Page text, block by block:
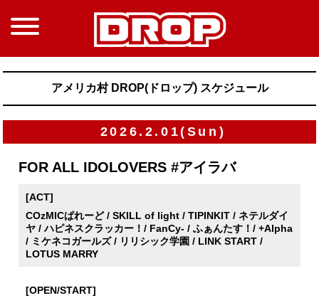
アメリカ村 DROP(ドロップ) スケジュール
2026.2.01(Sun)
FOR ALL IDOLOVERS #アイラバ
[ACT]
COzMICぱれーど / SKILL of light / TIPINKIT / ネテルダイ
ヤ / ハピネスクラッカー！/ FanCy- / ふぁんたす！/ +Alpha
/ ミケネコガールズ / リリシック学園 / LINK START /
LOTUS MARRY
[OPEN/START]